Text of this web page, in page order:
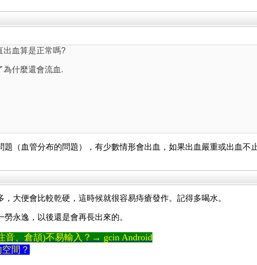
出血算是正常嗎?
為什麼還會流血.
題（血管分布的問題），有少數情形會出血，如果出血嚴重或出血不
大便會比較乾硬，這時候就很容易痔瘡發作。記得多喝水。
永逸，以後還是會再長出來的。
音、倉頡)不易輸入？→ gcin Android
間？